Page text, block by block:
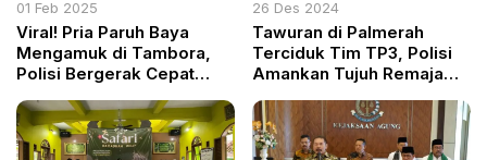
01 Feb 2025
Viral! Pria Paruh Baya
Mengamuk di Tambora,
Polisi Bergerak Cepat
26 Des 2024
Tawuran di Palmerah
Terciduk Tim TP3, Polisi
Amankan Tujuh Remaja